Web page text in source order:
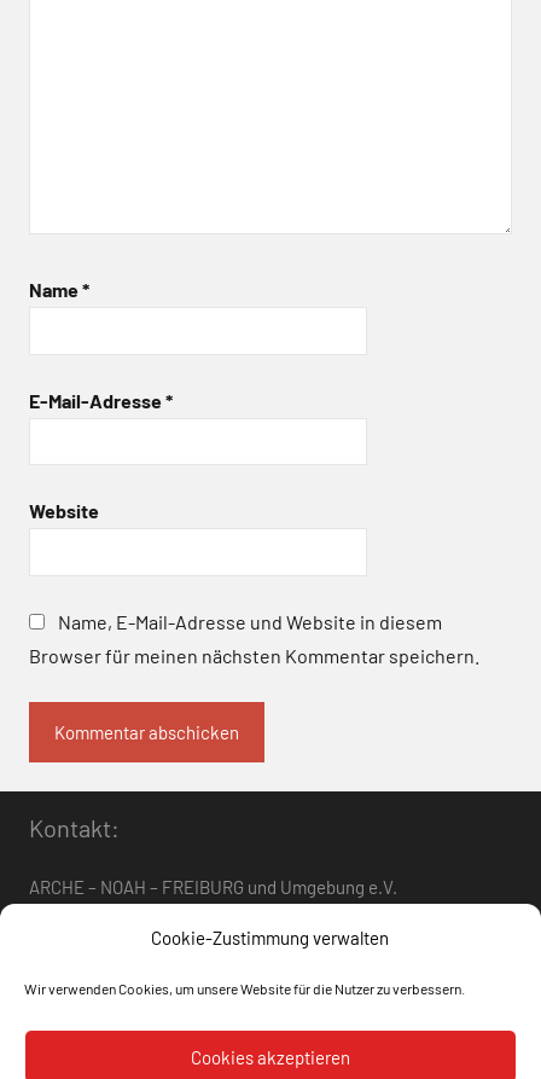
Cookie-Zustimmung verwalten
Wir verwenden Cookies, um unsere Website für die Nutzer zu verbessern.
Cookies akzeptieren
Name*
E-Mail-Adresse*
Website
Name, E-Mail-Adresse und Website in diesem
Browser für meinen nächsten Kommentar speichern.
Kontakt:
ARCHE – NOAH – FREIBURG und Umgebung e.V.
arche-noah-freiburg[at]freenet.de